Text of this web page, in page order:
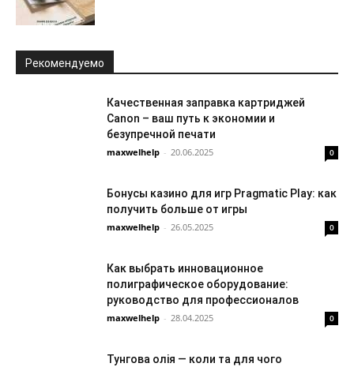
Рекомендуемо
Качественная заправка картриджей
Canon – ваш путь к экономии и
безупречной печати
maxwelhelp - 20.06.2025 0
Бонусы казино для игр Pragmatic Play: как
получить больше от игры
maxwelhelp - 26.05.2025 0
Как выбрать инновационное
полиграфическое оборудование:
руководство для профессионалов
maxwelhelp - 28.04.2025 0
Тунгова олія — коли та для чого